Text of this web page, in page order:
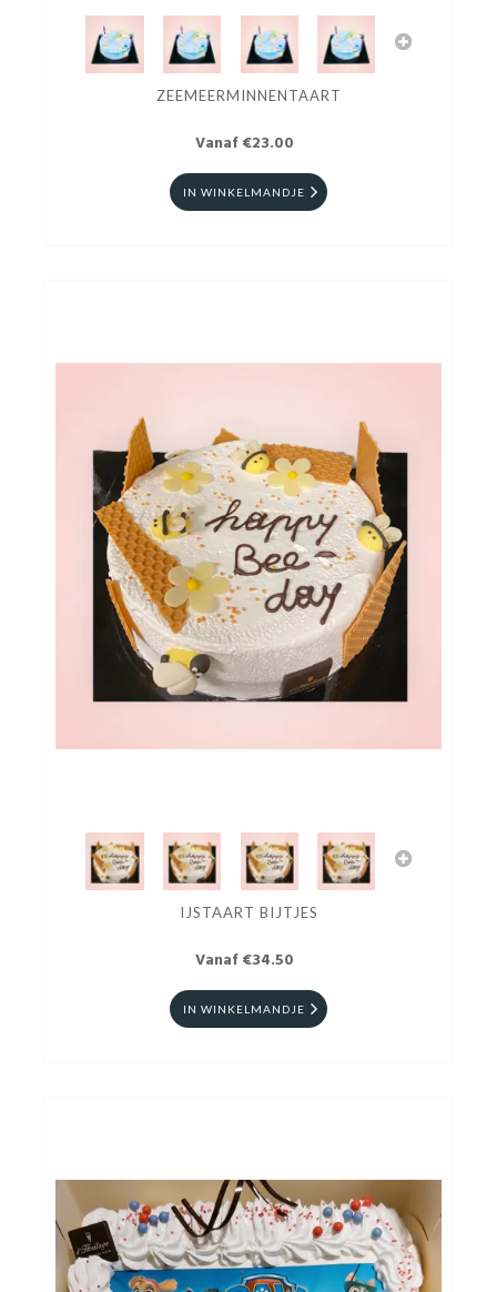
ZEEMEERMINNENTAART
Vanaf €23.00
IN WINKELMANDJE
IJSTAART BIJTJES
Vanaf €34.50
IN WINKELMANDJE